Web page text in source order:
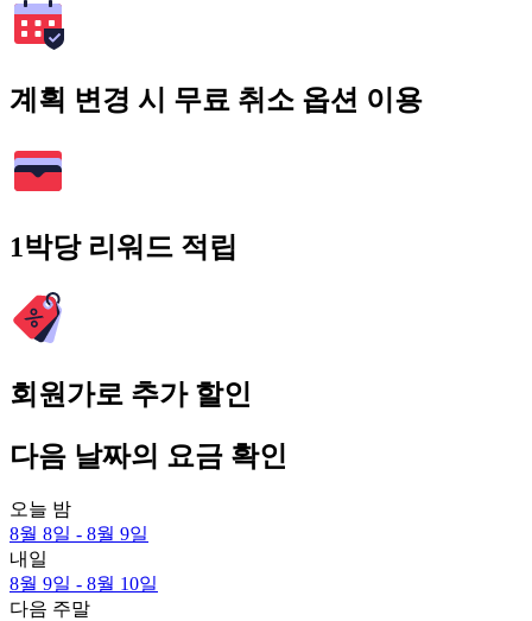
계획 변경 시 무료 취소 옵션 이용
1박당 리워드 적립
회원가로 추가 할인
다음 날짜의 요금 확인
오늘 밤
8월 8일 - 8월 9일
내일
8월 9일 - 8월 10일
다음 주말